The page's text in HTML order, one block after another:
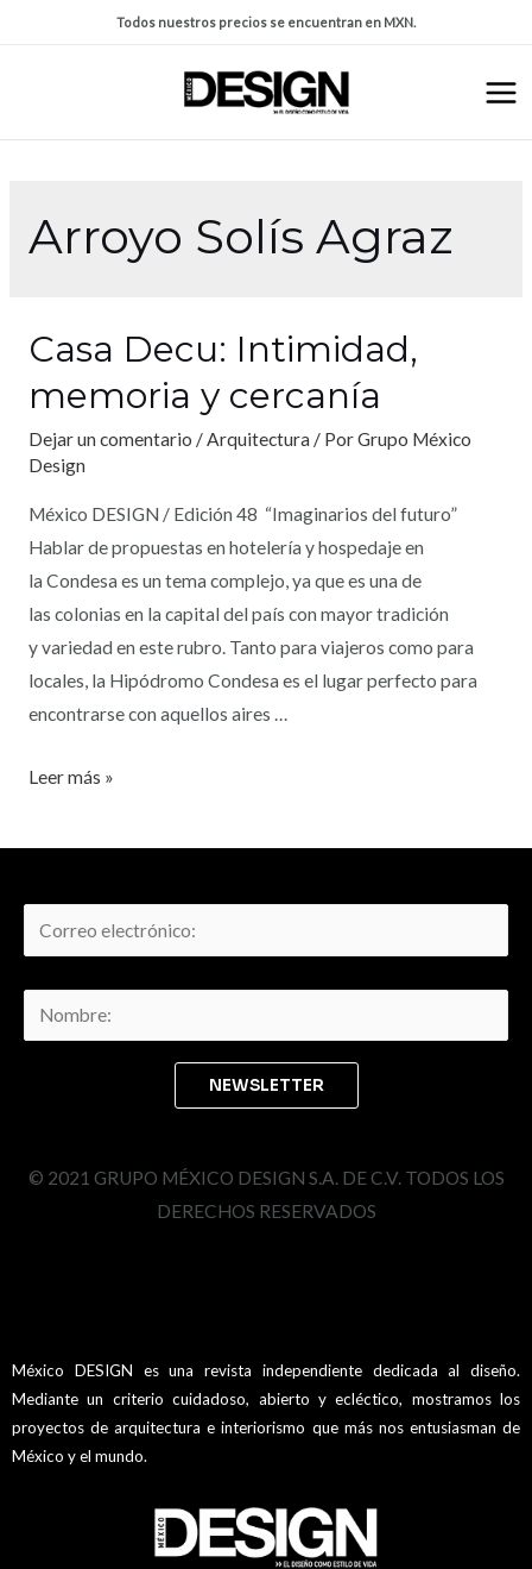
Todos nuestros precios se encuentran en MXN.
Arroyo Solís Agraz
Casa Decu: Intimidad,
memoria y cercanía
Dejar un comentario /Arquitectura / PorGrupo México
Design
México DESIGN / Edición 48 “Imaginarios del futuro”
Hablar de propuestas en hotelería y hospedaje en
la Condesa es un tema complejo, ya que es una de
las colonias en la capital del país con mayor tradición
y variedad en este rubro. Tanto para viajeros como para
locales, la Hipódromo Condesa es el lugar perfecto para
encontrarse con aquellos aires …
Leer más »
© 2021 GRUPO MÉXICO DESIGN S.A. DE C.V. TODOS LOS
DERECHOS RESERVADOS
México DESIGN es una revista independiente dedicada al diseño.
Mediante un criterio cuidadoso, abierto y ecléctico, mostramos los
proyectos de arquitectura e interiorismo que más nos entusiasman de
México y el mundo.